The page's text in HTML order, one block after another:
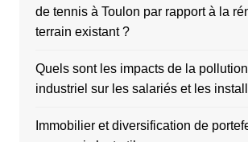
de tennis à Toulon par rapport à la
terrain existant ?
Quels sont les impacts de la pollution
industriel sur les salariés et les
Immobilier et diversification de